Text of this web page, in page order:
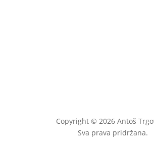
Copyright © 2026 Antoš
Sva prava pridržana.